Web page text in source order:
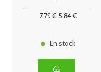
7.79€ 5.84€
En stock